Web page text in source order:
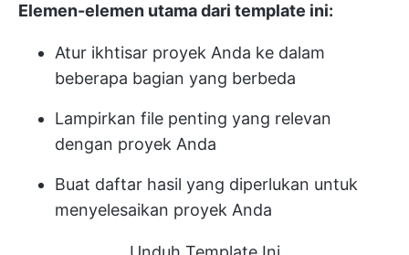
Elemen-elemen utama dari template ini:
Atur ikhtisar proyek Anda ke dalam
beberapa bagian yang berbeda
Lampirkan file penting yang relevan
dengan proyek Anda
Buat daftar hasil yang diperlukan untuk
menyelesaikan proyek Anda